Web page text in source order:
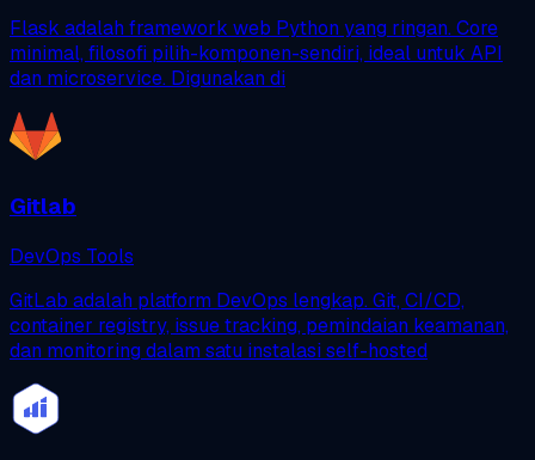
Flask adalah framework web Python yang ringan. Core
minimal, filosofi pilih-komponen-sendiri, ideal untuk API
dan microservice. Digunakan di
Gitlab
DevOps Tools
GitLab adalah platform DevOps lengkap. Git, CI/CD,
container registry, issue tracking, pemindaian keamanan,
dan monitoring dalam satu instalasi self-hosted